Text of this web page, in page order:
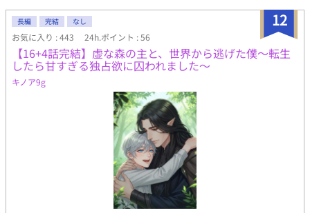
とすら禁じられているというのだ。
12
長編 完結 なし
お気に入り : 443 24h.ポイント : 56
【16+4話完結】虚な森の主と、世界から逃げた僕〜転生
したら甘すぎる独占欲に囚われました〜
キノア9g